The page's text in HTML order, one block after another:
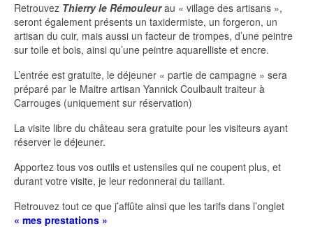
Retrouvez Thierry le Rémouleurau « village des artisans »,
seront également présents un taxidermiste, un forgeron, un
artisan du cuir, mais aussi un facteur de trompes, d’une peintre
sur toile et bois, ainsi qu’une peintre aquarelliste et encre.
L’entrée est gratuite, le déjeuner « partie de campagne » sera
préparé par le Maitre artisan Yannick Coulbault traiteur à
Carrouges (uniquement sur réservation)
La visite libre du château sera gratuite pour les visiteurs ayant
réserver le déjeuner.
Apportez tous vos outils et ustensiles qui ne coupent plus, et
durant votre visite, je leur redonnerai du taillant.
Retrouvez tout ce que j’affûte ainsi que les tarifs dans l’onglet
« mes prestations »